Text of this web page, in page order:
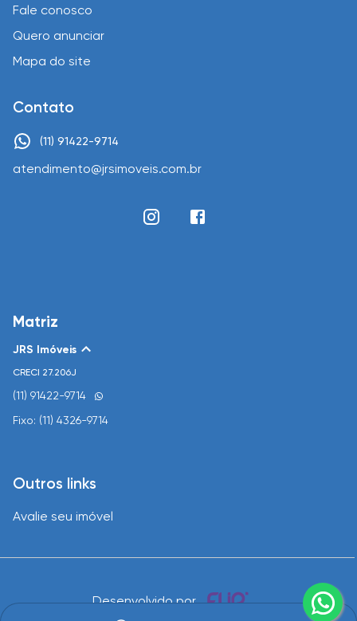
Fale conosco
Quero anunciar
Mapa do site
Contato
(11) 91422-9714
atendimento@jrsimoveis.com.br
Matriz
JRS Imóveis
CRECI 27.206J
(11) 91422-9714
Fixo: (11) 4326-9714
Outros links
Avalie seu imóvel
Desenvolvido por